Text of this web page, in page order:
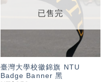
已售完
臺灣大學校徽錦旗 NTU
Badge Banner 黑